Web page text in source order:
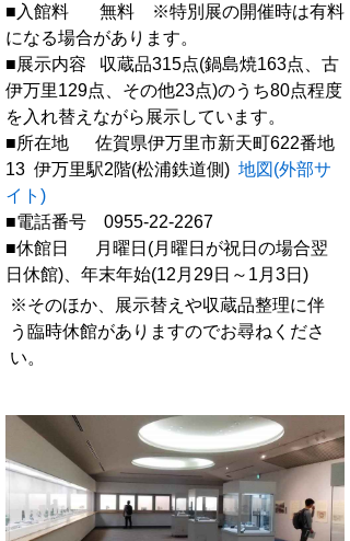
■入館料 無料 ※特別展の開催時は有料
になる場合があります。
■展示内容 収蔵品315点(鍋島焼163点、古
伊万里129点、その他23点)のうち80点程度
を入れ替えながら展示しています。
■所在地 佐賀県伊万里市新天町622番地
13 伊万里駅2階(松浦鉄道側) 地図(外部サ
イト)
■電話番号 0955-22-2267
■休館日 月曜日(月曜日が祝日の場合翌
日休館)、年末年始(12月29日～1月3日)
※そのほか、展示替えや収蔵品整理に伴
う臨時休館がありますのでお尋ねくださ
い。